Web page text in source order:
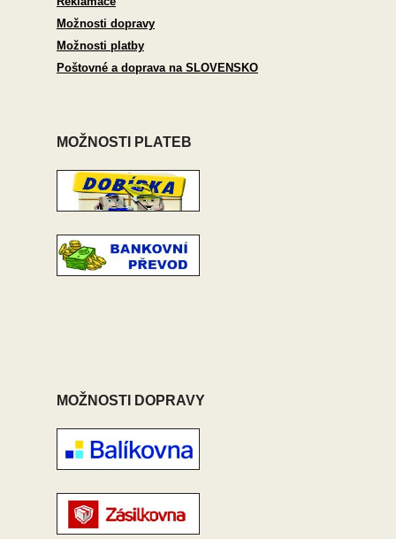
Možnosti dopravy
Možnosti platby
Poštovné a doprava na SLOVENSKO
MOŽNOSTI PLATEB
MOŽNOSTI DOPRAVY